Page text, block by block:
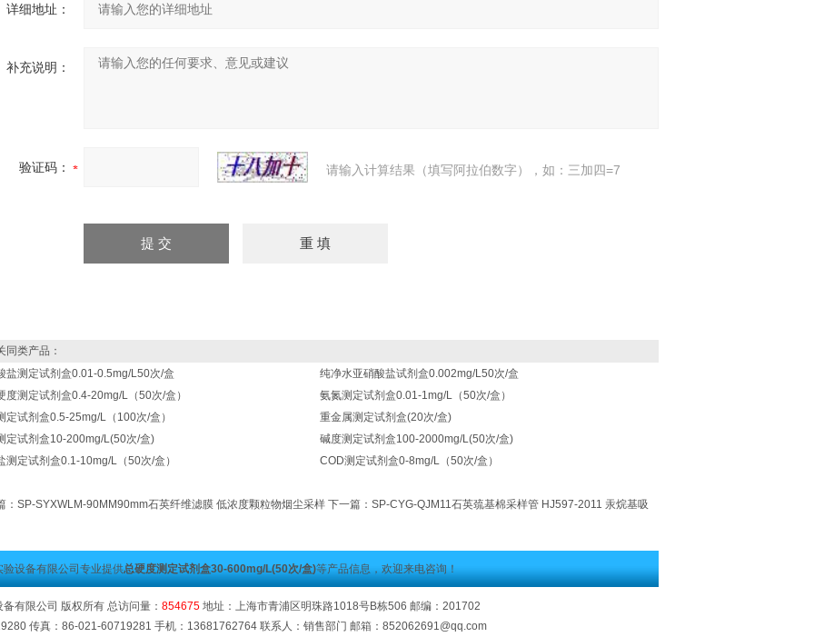
详细地址：
补充说明：
验证码： 请输入计算结果（填写阿拉伯数字），如：三加四=7
类产品：
盐测定试剂盒0.01-0.5mg/L50次/盒
纯净水亚硝酸盐试剂盒0.002mg/L50次/盒
度测定试剂盒0.4-20mg/L（50次/盒）
氨氮测定试剂盒0.01-1mg/L（50次/盒）
定试剂盒0.5-25mg/L（100次/盒）
重金属测定试剂盒(20次/盒)
定试剂盒10-200mg/L(50次/盒)
碱度测定试剂盒100-2000mg/L(50次/盒)
测定试剂盒0.1-10mg/L（50次/盒）
COD测定试剂盒0-8mg/L（50次/盒）
： SP-SYXWLM-90MM90mm石英纤维滤膜 低浓度颗粒物烟尘采样 下一篇： SP-CYG-QJM11石英巯基棉采样管 HJ597-2011 汞烷基吸
验设备有限公司专业提供总硬度测定试剂盒30-600mg/L(50次/盒)等产品信息，欢迎来电咨询！
有限公司 版权所有 总访问量： 854675地址：上海市青浦区明珠路1018号B栋506 邮编：201702
传真：86-021-60719281 手机：13681762764 联系人：销售部门 邮箱： 852062691@qq.com